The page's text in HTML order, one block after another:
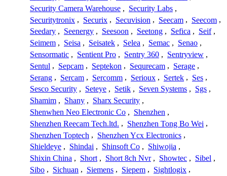
Security Camera Warehouse , Security Labs ,
Securitytronix , Securix , Secuvision , Seecam , Seecom ,
Seedary , Seenergy , Seesoon , Seetong , Sefica , Seif ,
Seimem , Seisa , Seisatek , Selea , Semac , Senao ,
Sensormatic , Sentient Pro , Sentry 360 , Sentryview ,
Sentul , Sepcam , Septekon , Sequrecam , Serage ,
Serang , Sercam , Sercomm , Serioux , Sertek , Ses ,
Sesco Security , Seteye , Setik , Seven Systems , Sgs ,
Shamim , Shany , Sharx Security ,
Shenwhen Neo Electronic Co , Shenzhen ,
Shenzhen Reecam Tech.ltd. , Shenzhen Tong Bo Wei ,
Shenzhen Toptech , Shenzhen Ycx Electronics ,
Shieldeye , Shindai , Shinsoft Co , Shiwojia ,
Shixin China , Short , Short 8ch Nvr , Showtec , Sibel ,
Sibo , Sichuan , Siemens , Siepem , Sightlogix ,